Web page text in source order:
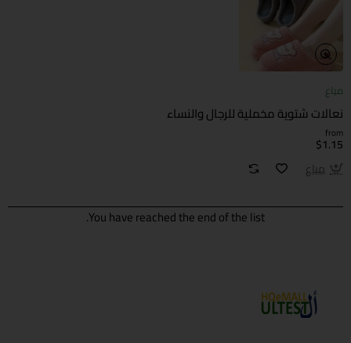
مباع
نعالات شتوية مخملية للرجال والنساء
from
$1.15
مباع
You have reached the end of the list.